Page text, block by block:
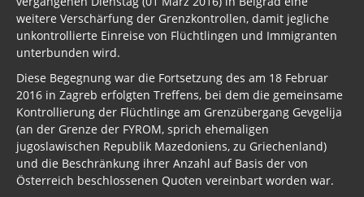
weitere Verschärfung der Grenzkontrollen, damit jegliche
unkontrollierte Einreise von Flüchtlingen und Immigranten
unterbunden wird.
Diese Begegnung war die Fortsetzung des am 18 Februar
2016 in Zagreb erfolgten Treffens, bei dem die gemeinsame
Kontrollierung der Flüchtlinge am Grenzübergang Gevgelija
(an der Grenze der FYROM, sprich ehemaligen
jugoslawischen Republik Mazedoniens, zu Griechenland)
und die Beschränkung ihrer Anzahl auf Basis der von
Österreich beschlossenen Quoten vereinbart worden war.